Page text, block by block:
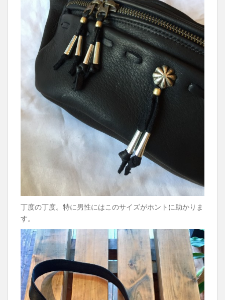
丁度の丁度。特に男性にはこのサイズがホントに助かりま
す。